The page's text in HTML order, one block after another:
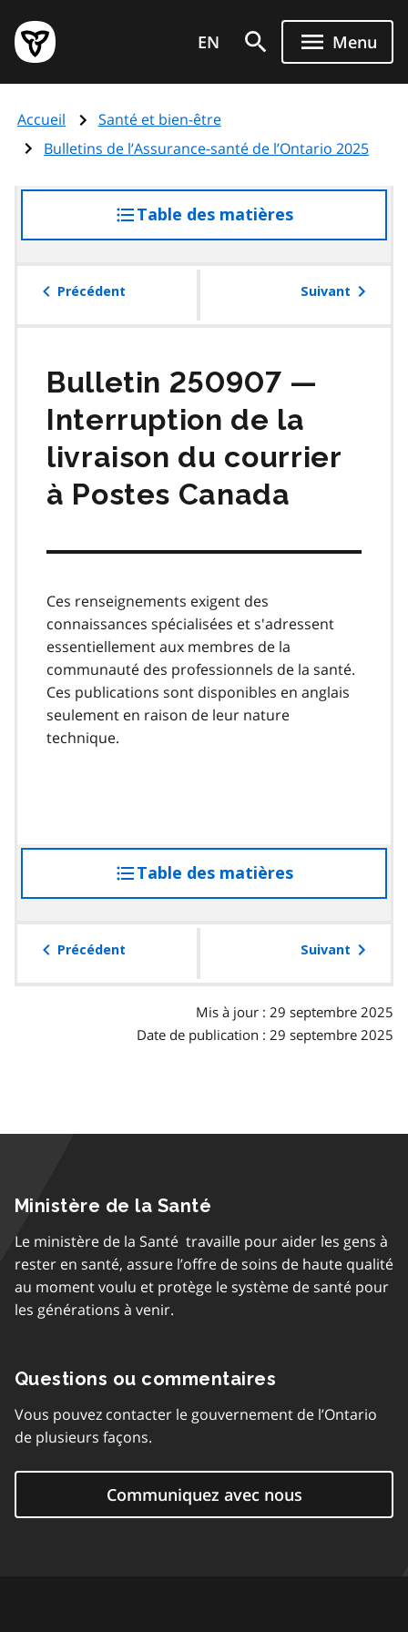
au
contenu
principal
Page
d'accueil
de
l'Ontario
EN Menu
Accueil
Santé et bien-être
Bulletins de l’Assurance-santé de l’Ontario 2025
Table des matières
à
table
Précédent Suivant
Bulletin 250907 —
Interruption de la
livraison du courrier
à Postes Canada
Ces renseignements exigent des
connaissances spécialisées et s'adressent
essentiellement aux membres de la
communauté des professionnels de la santé.
Ces publications sont disponibles en anglais
seulement en raison de leur nature
technique.
Table des matières
à
table
Précédent Suivant
Mis à jour : 29 septembre 2025
Date de publication : 29 septembre 2025
Ministère de la Santé
Le ministère de la Santé travaille pour aider les gens à
rester en santé, assure l’offre de soins de haute qualité
au moment voulu et protège le système de santé pour
les générations à venir.
Questions ou commentaires
Vous pouvez contacter le gouvernement de l’Ontario
de plusieurs façons.
Communiquez avec nous